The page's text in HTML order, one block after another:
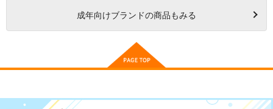
成年向けブランドの商品もみる